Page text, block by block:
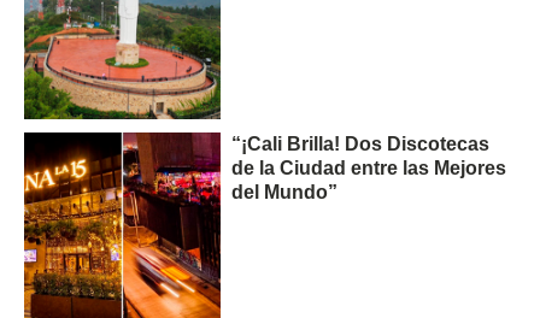
“¡Cali Brilla! Dos Discotecas
de la Ciudad entre las Mejores
del Mundo”